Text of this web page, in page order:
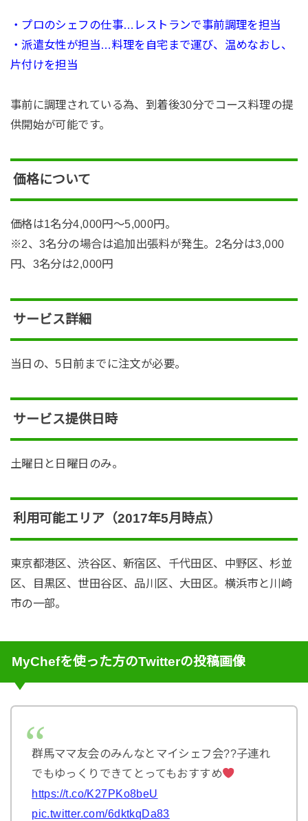
・プロのシェフの仕事…レストランで事前調理を担当
・派遣女性が担当…料理を自宅まで運び、温めなおし、
片付けを担当
事前に調理されている為、到着後30分でコース料理の提
供開始が可能です。
価格について
価格は1名分4,000円～5,000円。
※2、3名分の場合は追加出張料が発生。2名分は3,000
円、3名分は2,000円
サービス詳細
当日の、5日前までに注文が必要。
サービス提供日時
土曜日と日曜日のみ。
利用可能エリア（2017年5月時点）
東京都港区、渋谷区、新宿区、千代田区、中野区、杉並
区、目黒区、世田谷区、品川区、大田区。横浜市と川崎
市の一部。
MyChefを使った方のTwitterの投稿画像
群馬ママ友会のみんなとマイシェフ会??子連れ
でもゆっくりできてとってもおすすめ
https://t.co/K27PKo8beU
pic.twitter.com/6dktkqDa83